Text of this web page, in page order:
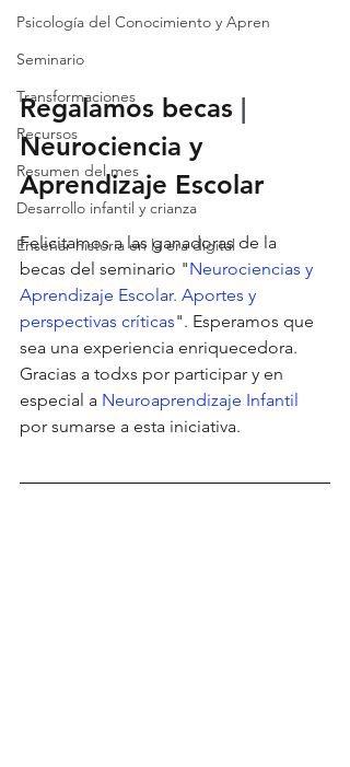
Psicología del Conocimiento y Apren
Seminario
Transformaciones
Recursos
Resumen del mes
Desarrollo infantil y crianza
Enseñar historia en la era digital
Regalamos becas |
Neurociencia y
Aprendizaje Escolar
Felicitamos a las ganadoras de la
becas del seminario "Neurociencias y
Aprendizaje Escolar. Aportes y
perspectivas críticas". Esperamos que
sea una experiencia enriquecedora.
Gracias a todxs por participar y en
especial a Neuroaprendizaje Infantil
por sumarse a esta iniciativa.